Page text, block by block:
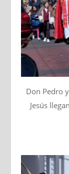
Don Pedro
Jesús